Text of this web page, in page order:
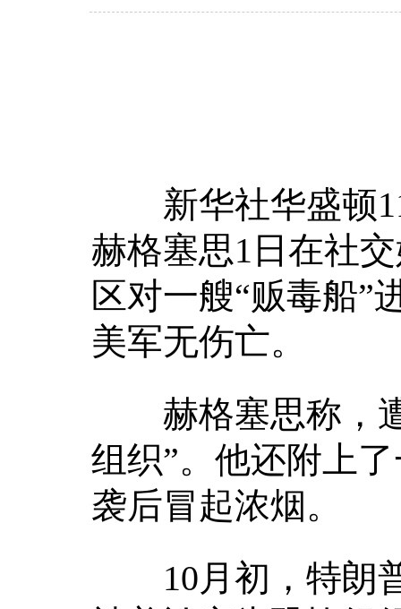
新华社华盛顿11
赫格塞思1日在社
区对一艘“贩毒船”
美军无伤亡。
赫格塞思称，遭
组织”。他还附上
袭后冒起浓烟。
10月初，特朗普